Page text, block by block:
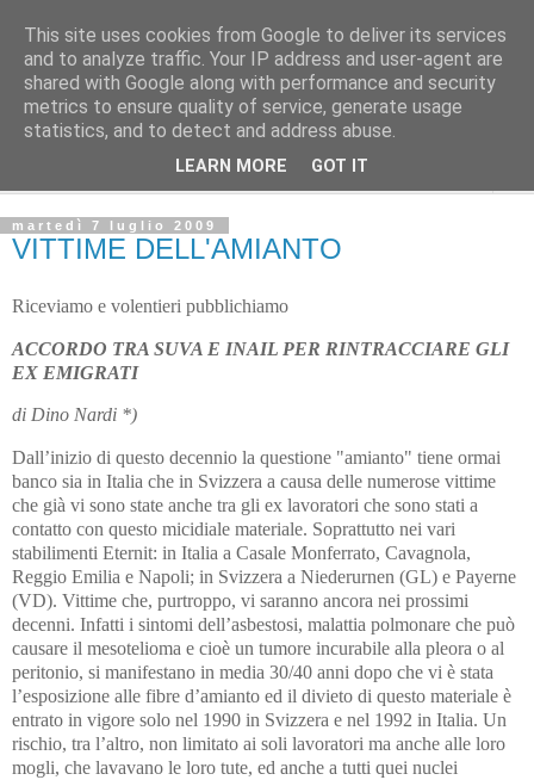
L' Avvenire dei lavoratori
LETTERE ALLA RED
martedì 7 luglio 2009
VITTIME DELL'AMIANTO
Riceviamo e volentieri pubblichiamo
ACCORDO TRA SUVA E INAIL PER RINTRACCIARE GLI
EX EMIGRATI
di Dino Nardi *)
Dall’inizio di questo decennio la questione "amianto" tiene ormai
banco sia in Italia che in Svizzera a causa delle numerose vittime
che già vi sono state anche tra gli ex lavoratori che sono stati a
contatto con questo micidiale materiale. Soprattutto nei vari
stabilimenti Eternit: in Italia a Casale Monferrato, Cavagnola,
Reggio Emilia e Napoli; in Svizzera a Niederurnen (GL) e Payerne
(VD). Vittime che, purtroppo, vi saranno ancora nei prossimi
decenni. Infatti i sintomi dell’asbestosi, malattia polmonare che può
causare il mesotelioma e cioè un tumore incurabile alla pleora o al
peritonio, si manifestano in media 30/40 anni dopo che vi è stata
l’esposizione alle fibre d’amianto ed il divieto di questo materiale è
entrato in vigore solo nel 1990 in Svizzera e nel 1992 in Italia. Un
rischio, tra l’altro, non limitato ai soli lavoratori ma anche alle loro
mogli, che lavavano le loro tute, ed anche a tutti quei nuclei
This site uses cookies from Google to deliver its services
and to analyze traffic. Your IP address and user-agent are
shared with Google along with performance and security
metrics to ensure quality of service, generate usage
statistics, and to detect and address abuse.
LEARN MORE GOT IT